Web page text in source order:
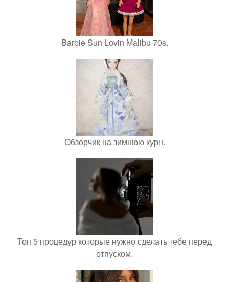
Barbie Sun Lovin Malibu 70s.
Обзорчик на зимнюю курн.
Топ 5 процедур которые нужно сделать тебе перед
отпуском.